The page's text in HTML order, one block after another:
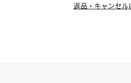
返品・キャンセル